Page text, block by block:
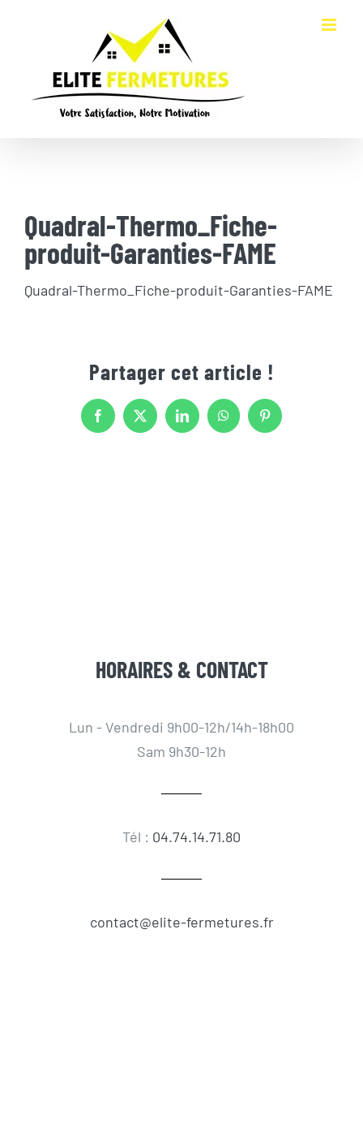
Quadral-Thermo_Fiche-
produit-Garanties-FAME
Quadral-Thermo_Fiche-produit-Garanties-FAME
Partager cet article !
Facebook
X LinkedInWhatsAppPinterest
HORAIRES & CONTACT
Lun - Vendredi 9h00-12h/14h-18h00
Sam 9h30-12h
Tél : 04.74.14.71.80
contact@elite-fermetures.fr